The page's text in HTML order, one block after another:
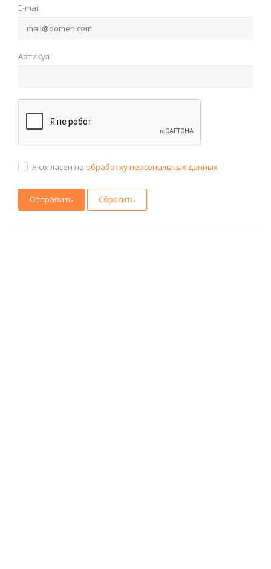
E-mail
Артикул
Я согласен на обработку персональных данных
Сбросить